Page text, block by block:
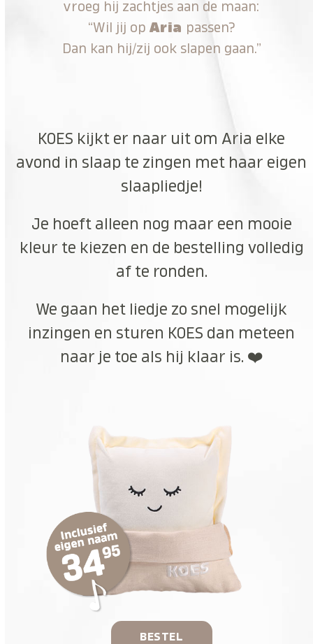
vroeg hij zachtjes aan de maan:
“Wil jij op Aria passen?
Dan kan hij/zij ook slapen gaan.”
KOES kijkt er naar uit om Aria elke
avond in slaap te zingen met haar eigen
slaapliedje!
Je hoeft alleen nog maar een mooie
kleur te kiezen en de bestelling volledig
af te ronden.
We gaan het liedje zo snel mogelijk
inzingen en sturen KOES dan meteen
naar je toe als hij klaar is. ❤️
BESTEL